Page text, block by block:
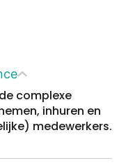
complexe
inhuren en
medewerkers.